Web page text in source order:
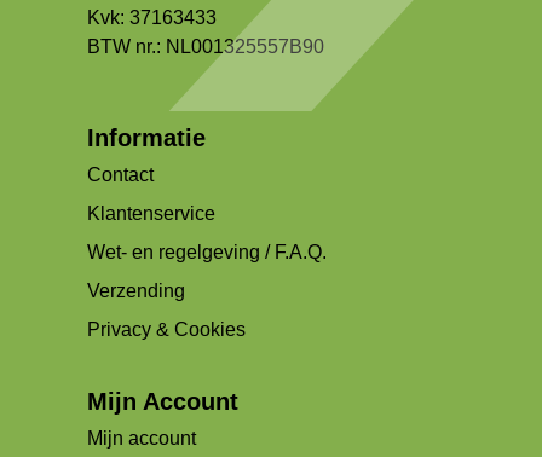
Kvk: 37163433
BTW nr.: NL001325557B90
Informatie
Contact
Klantenservice
Wet- en regelgeving / F.A.Q.
Verzending
Privacy & Cookies
Mijn Account
Mijn account